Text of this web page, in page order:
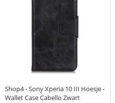
Shop4 - Sony Xperia 10 III Hoesje -
Wallet Case Cabello Zwart